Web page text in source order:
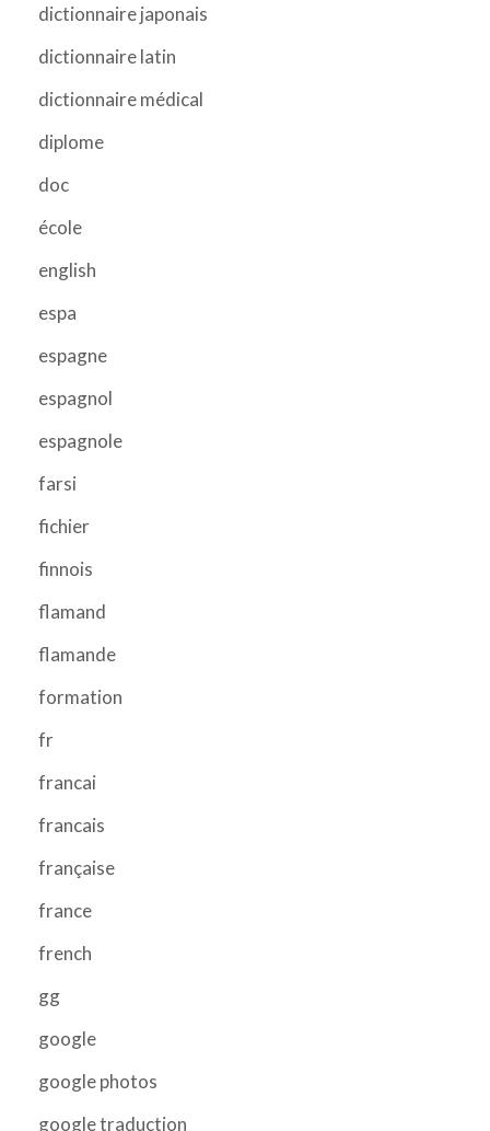
dictionnaire japonais
dictionnaire latin
dictionnaire médical
diplome
doc
école
english
espa
espagne
espagnol
espagnole
farsi
fichier
finnois
flamand
flamande
formation
fr
francai
francais
française
france
french
gg
google
google photos
google traduction